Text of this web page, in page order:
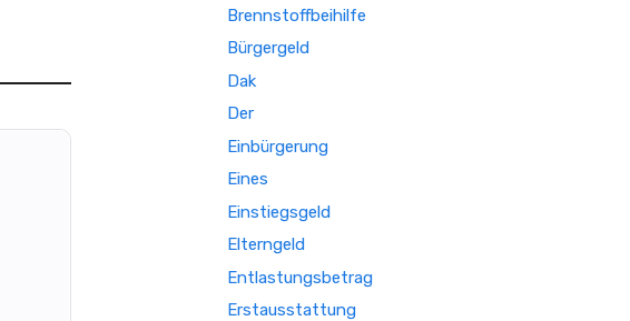
Brennstoffbeihilfe
Bürgergeld
Dak
Der
Einbürgerung
Eines
Einstiegsgeld
Elterngeld
Entlastungsbetrag
Erstausstattung